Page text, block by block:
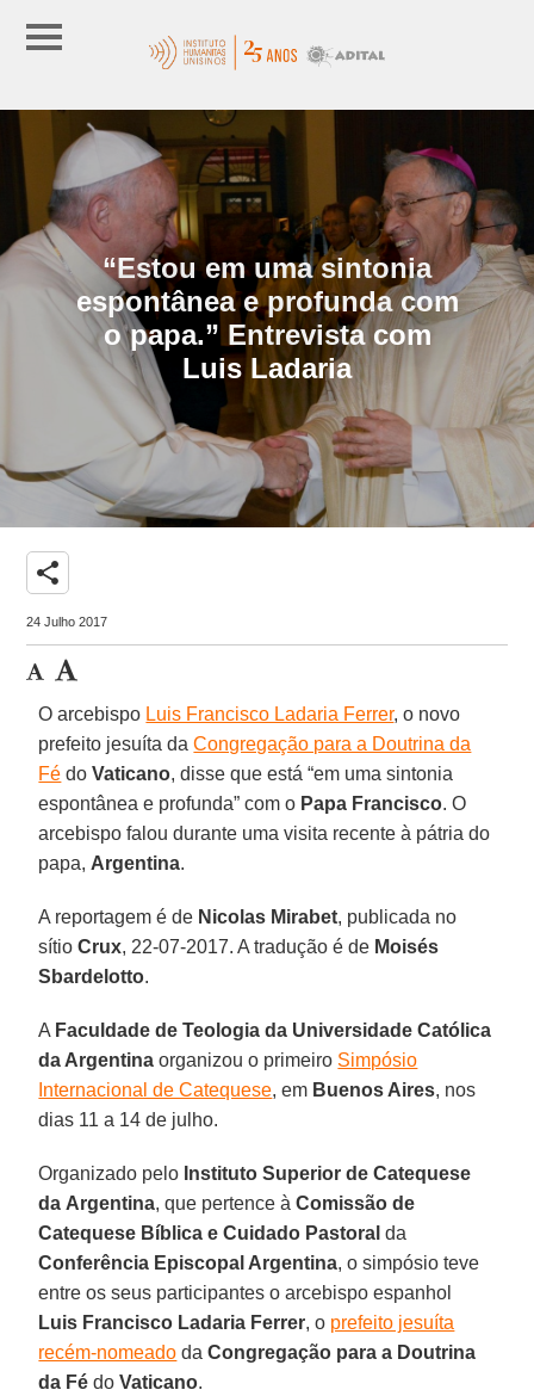
“Estou em uma sintonia
espontânea e profunda com
o papa.” Entrevista com
Luis Ladaria
share
24 Julho 2017
O arcebispo Luis Francisco Ladaria Ferrer, o novo
prefeito jesuíta daCongregação para a Doutrina da
Fé doVaticano, disse que está “em uma sintonia
espontânea e profunda” com o Papa Francisco. O
arcebispo falou durante uma visita recente à pátria do
papa, Argentina.
A reportagem é de Nicolas Mirabet, publicada no
sítioCrux, 22-07-2017. A tradução é de Moisés
Sbardelotto.
A Faculdade de Teologia da Universidade Católica
da Argentina organizou o primeiro Simpósio
Internacional de Catequese, em Buenos Aires, nos
dias 11 a 14 de julho.
Organizado pelo Instituto Superior de Catequese
da Argentina, que pertence àComissão de
Catequese Bíblica e Cuidado Pastoral da
Conferência Episcopal Argentina, o simpósio teve
entre os seus participantes o arcebispo espanhol
Luis Francisco Ladaria Ferrer, o prefeito jesuíta
recém-nomeado daCongregação para a Doutrina
da Fé doVaticano.